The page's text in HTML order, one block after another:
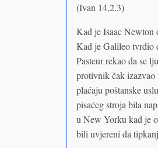
(Ivan 14,2.3)
Kad je Isaac Newton
Kad je Galileo tvrdio
Pasteur rekao da se
protivnik čak izazvao
plaćaju poštanske
pisaćeg stroja bila
u New Yorku kad je
bili uvjereni da